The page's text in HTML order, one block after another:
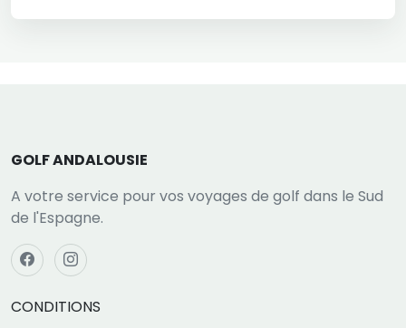
GOLF ANDALOUSIE
A votre service pour vos voyages de golf dans le Sud
de l'Espagne.
CONDITIONS